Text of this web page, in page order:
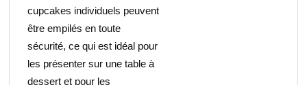
cupcakes individuels peuvent
être empilés en toute
sécurité, ce qui est idéal pour
les présenter sur une table à
dessert et pour les